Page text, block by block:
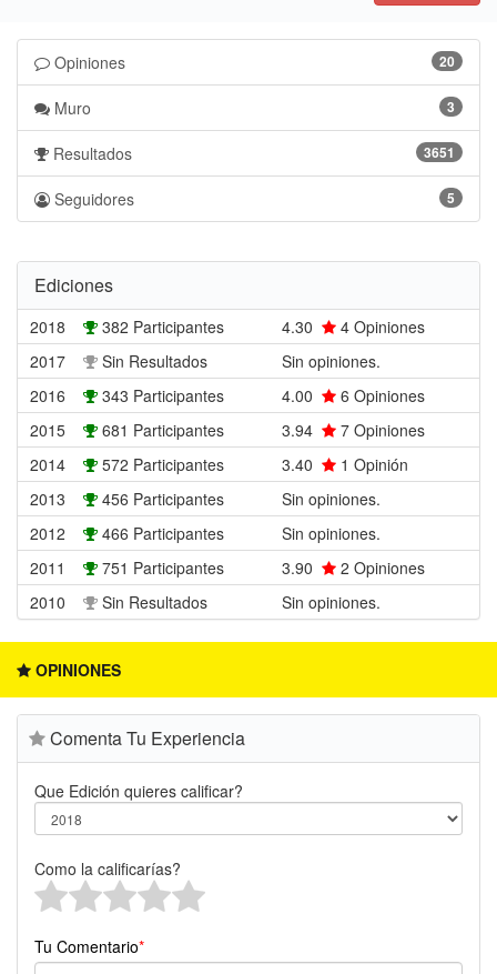
20
Opiniones
3
Muro
3651
Resultados
5
Seguidores
Ediciones
2018 382 Participantes 4.30 4 Opiniones
2017
Sin Resultados
Sin opiniones.
2016
343 Participantes 4.00 6 Opiniones
2015
681 Participantes 3.94 7 Opiniones
2014
572 Participantes 3.40 1 Opinión
2013
456 Participantes
Sin opiniones.
2012
466 Participantes
Sin opiniones.
2011
751 Participantes 3.90 2 Opiniones
2010
Sin Resultados Sin opiniones.
OPINIONES
Comenta Tu Experiencia
Que Edición quieres calificar?
Como la calificarías?
Tu Comentario*